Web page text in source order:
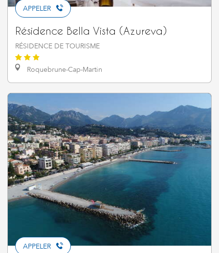
APPELER
Résidence Bella Vista (Azureva)
RÉSIDENCE DE TOURISME
Roquebrune-Cap-Martin
APPELER